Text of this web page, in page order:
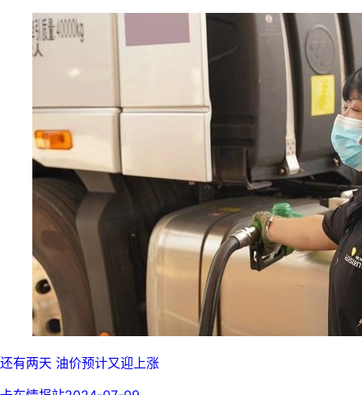
还有两天 油价预计又迎上涨